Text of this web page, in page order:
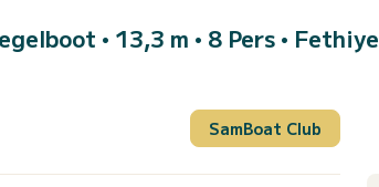
• 13,3 m • 8 Pers • Fethiye
SamBoat Club